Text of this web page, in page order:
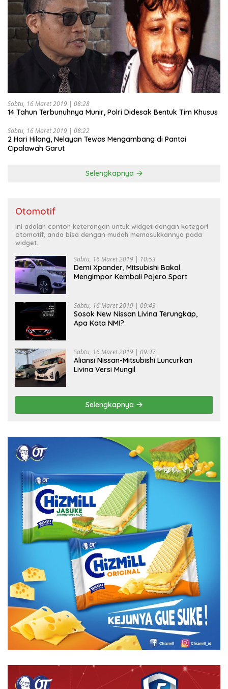
Sabtu, 16 Maret 2019 | 08:28
14 Tahun Terbunuhnya Munir, Polri Didesak Bentuk Tim Khusus
Sabtu, 16 Maret 2019 | 08:22
2 Hari Hilang, Nelayan Tewas Mengambang di Pantai
Cipalawah Garut
Selengkapnya
Otomotif
Ini adalah contoh keterangan untuk widget dengan kategori
otomotif, anda bisa dengan mudah memasukkannya pada
widget.
Sabtu, 16 Maret 2019 | 10:53
Demi Xpander, Mitsubishi Bakal
Mengimpor Kembali Pajero Sport
Sabtu, 16 Maret 2019 | 09:43
Sosok New Nissan Livina Terungkap,
Apa Kata NMI?
Sabtu, 16 Maret 2019 | 09:37
Aliansi Nissan-Mitsubishi Luncurkan
Livina Versi Mungil
Selengkapnya